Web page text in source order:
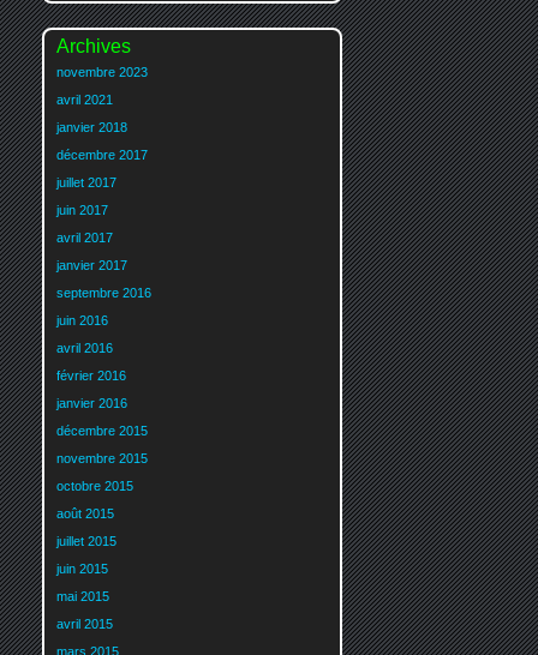
Archives
novembre 2023
avril 2021
janvier 2018
décembre 2017
juillet 2017
juin 2017
avril 2017
janvier 2017
septembre 2016
juin 2016
avril 2016
février 2016
janvier 2016
décembre 2015
novembre 2015
octobre 2015
août 2015
juillet 2015
juin 2015
mai 2015
avril 2015
mars 2015